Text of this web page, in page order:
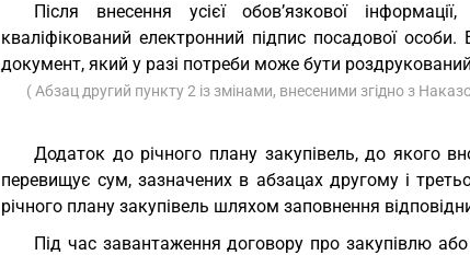
Після внесення усієї обов’язкової
кваліфікований електронний підпис посадової
документ, який у разі потреби може бути
( Абзац другий пункту 2 із змінами, внесеними згідно з
Додаток до річного плану закупівель, до якого
перевищує сум, зазначених в абзацах другому і
річного плану закупівель шляхом заповнення
Під час завантаження договору про закупівлю